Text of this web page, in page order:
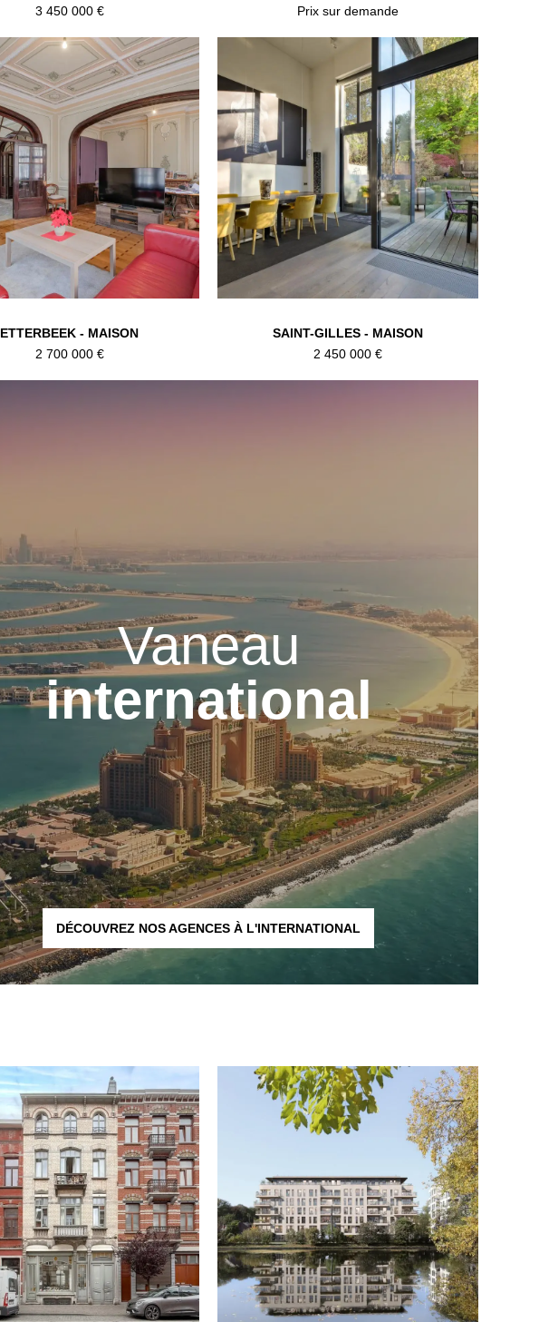
3 450 000 €
Prix sur demande
ETTERBEEK - MAISON
2 700 000 €
SAINT-GILLES - MAISON
2 450 000 €
Vaneau
international
DÉCOUVREZ NOS AGENCES À L'INTERNATIONAL